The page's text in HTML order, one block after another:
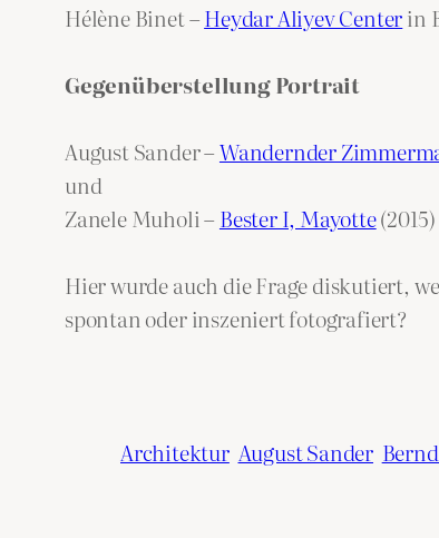
Hélène Binet –Heydar Aliyev Centerin
Gegenüberstellung Portrait
August Sander –Wandernder
und
Zanele Muholi –Bester I, Mayotte(2015)
Hier wurde auch die Frage diskutiert,
spontan oder inszeniert fotografiert?
Architektur August Sander